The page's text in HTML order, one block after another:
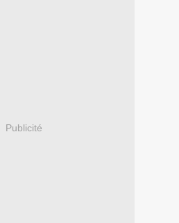
Publicité